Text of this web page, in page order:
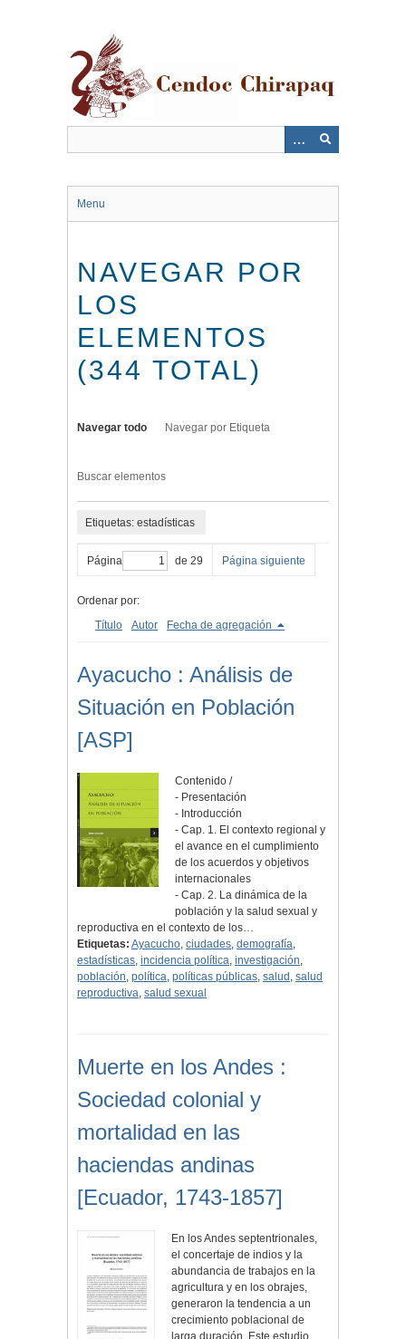
Menu
NAVEGAR POR
LOS
ELEMENTOS
(344 TOTAL)
Navegar todo Navegar por Etiqueta
Buscar elementos
Etiquetas: estadísticas
Página de 29 Página siguiente
Ordenar por:
Título
Autor Fecha de agregación
Ayacucho : Análisis de
Situación en Población
[ASP]
Contenido /
- Presentación
- Introducción
- Cap. 1. El contexto regional y
el avance en el cumplimiento
de los acuerdos y objetivos
internacionales
- Cap. 2. La dinámica de la
población y la salud sexual y
reproductiva en el contexto de los…
Etiquetas: Ayacucho, ciudades, demografía,
estadísticas, incidencia política, investigación,
población, política, políticas públicas, salud , salud
reproductiva, salud sexual
Muerte en los Andes :
Sociedad colonial y
mortalidad en las
haciendas andinas
[Ecuador, 1743-1857]
En los Andes septentrionales,
el concertaje de indios y la
abundancia de trabajos en la
agricultura y en los obrajes,
generaron la tendencia a un
crecimiento poblacional de